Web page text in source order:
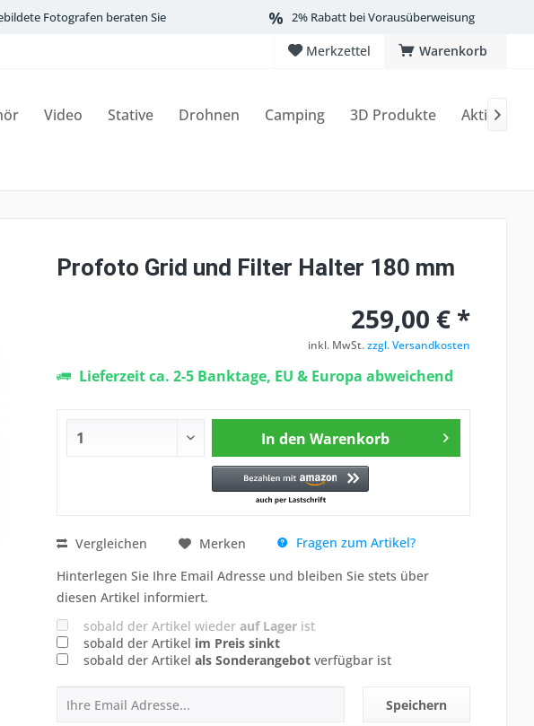
Fotografen beraten Sie 2% Rabatt bei Vorausüberweisung
Warenkorb
Merkzettel
Video Stative Drohnen Camping 3D Produkte Aktionen

Profoto Grid und Filter Halter 180 mm
259,00 € *
inkl. MwSt.zzgl. Versandkosten
Lieferzeit ca. 2-5 Banktage, EU & Europa abweichend
In den Warenkorb
Vergleichen Merken
Fragen zum Artikel?
Hinterlegen Sie Ihre Email Adresse und bleiben Sie stets über
diesen Artikel informiert.
sobald der Artikel wieder auf Lagerist
sobald der Artikel im Preis sinkt
sobald der Artikel als Sonderangebotverfügbar ist
Speichern